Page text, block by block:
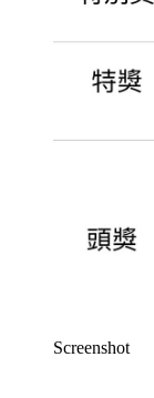
Screenshot